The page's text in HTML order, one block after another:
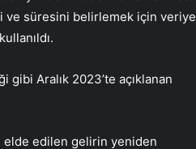
ve süresini belirlemek için veriye
Aralık 2023’te açıklanan
elde edilen gelirin yeniden